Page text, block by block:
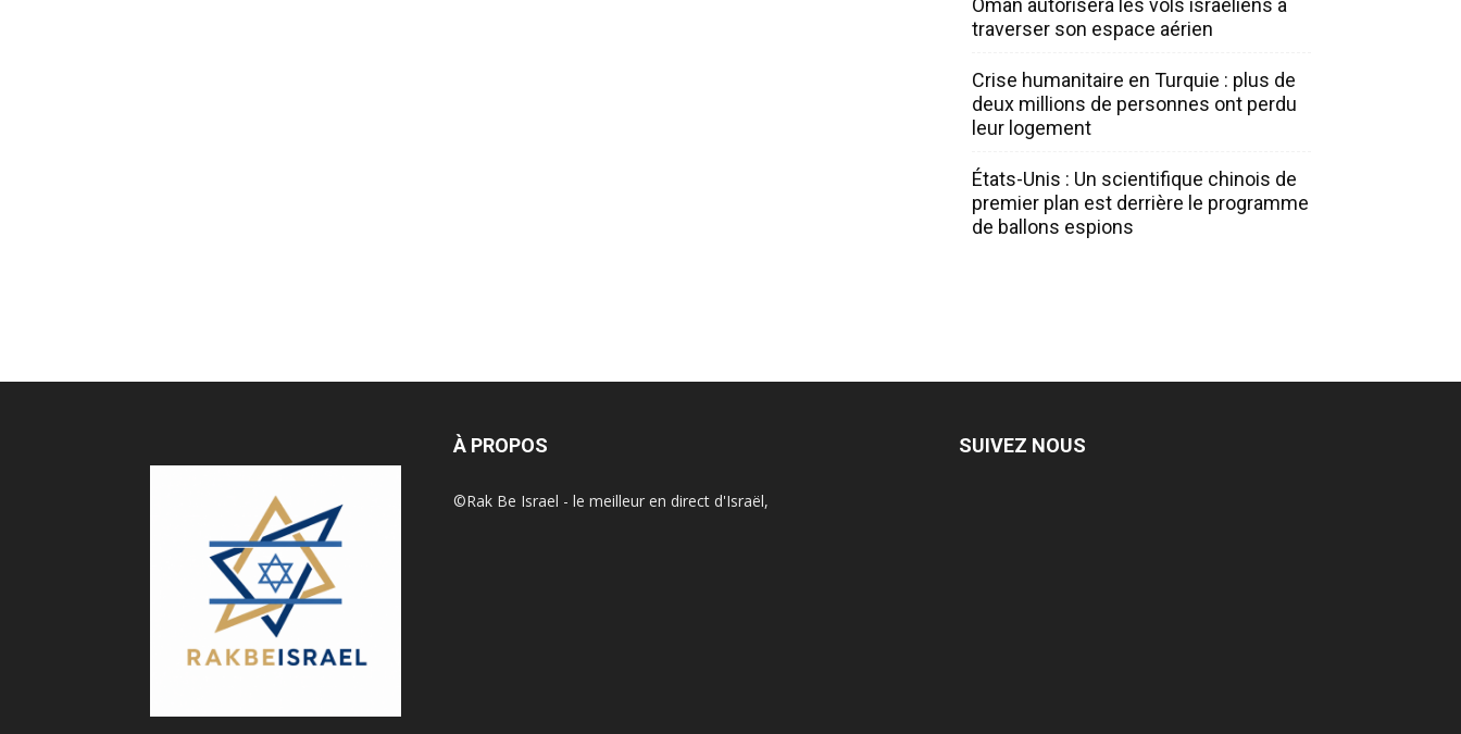
Oman autorisera les vols israéliens à
traverser son espace aérien
Crise humanitaire en Turquie : plus de
deux millions de personnes ont perdu
leur logement
États-Unis : Un scientifique chinois de
premier plan est derrière le programme
de ballons espions
À PROPOS
©Rak Be Israel - le meilleur en direct d'Israël,
SUIVEZ NOUS